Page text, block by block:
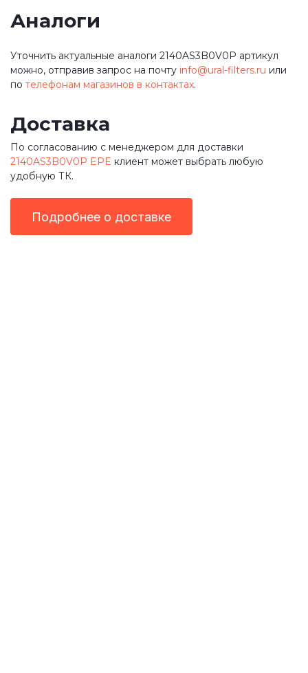
Аналоги
Уточнить актуальные аналоги 2140AS3B0V0P артикул
можно, отправив запрос на почту info@ural-filters.ru или
по телефонам магазинов в контактах.
Доставка
По согласованию с менеджером для доставки
2140AS3B0V0P EPE клиент может выбрать любую
удобную ТК.
Подробнее о доставке